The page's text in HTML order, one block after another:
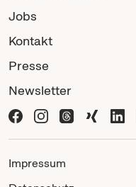
Jobs
Kontakt
Presse
Newsletter
Impressum